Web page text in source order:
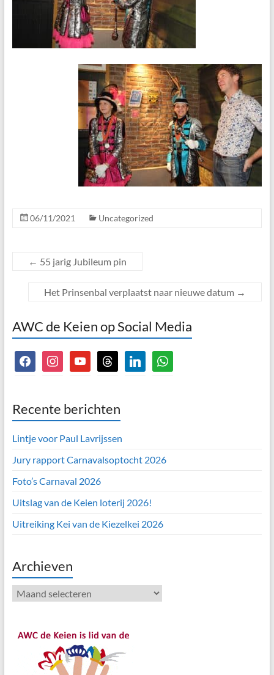
06/11/2021 Uncategorized
← 55 jarig Jubileum pin
Het Prinsenbal verplaatst naar nieuwe datum →
AWC de Keien op Social Media
facebookinstagramyoutubethreads linkedinwhatsapp
Recente berichten
Lintje voor Paul Lavrijssen
Jury rapport Carnavalsoptocht 2026
Foto’s Carnaval 2026
Uitslag van de Keien loterij 2026!
Uitreiking Kei van de Kiezelkei 2026
Archieven
Archieven